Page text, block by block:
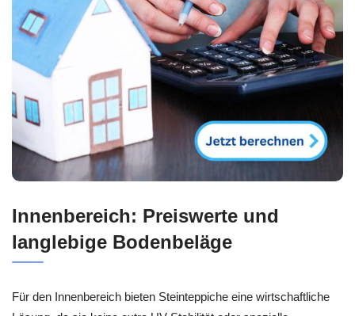
Innenbereich: Preiswerte und
langlebige Bodenbeläge
Für den Innenbereich bieten Steinteppiche eine wirtschaftliche